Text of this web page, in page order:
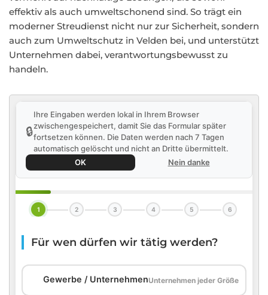
effektiv als auch umweltschonend sind. So trägt ein
moderner Streudienst nicht nur zur Sicherheit, sondern
auch zum Umweltschutz in Velden bei, und unterstützt
Unternehmen dabei, verantwortungsbewusst zu
handeln.
🔒
Ihre Eingaben werden lokal in Ihrem Browser
zwischengespeichert, damit Sie das Formular später
fortsetzen können. Die Daten werden nach 7 Tagen
automatisch gelöscht und nicht an Dritte übermittelt.
OK
Nein danke
1 2 3 4 5 6
Für wen dürfen wir tätig werden?
Gewerbe / UnternehmenUnternehmen jeder Größe